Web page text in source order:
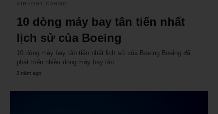
AIRPORT CARGO
10 dòng máy bay tân tiến nhất
lịch sử của Boeing
10 dòng máy bay tân tiến nhất lịch sử của Boeing Boeing đã
phát triển nhiều dòng máy bay tân…
2 năm ago